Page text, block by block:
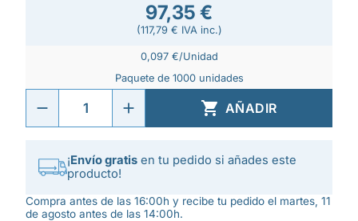
97,35 €
(117,79 € IVA inc.)
0,097 €/Unidad
Paquete de 1000 unidades
 AÑADIR
¡Envío gratis en tu pedido si añades este
producto!
Compra antes de las 16:00h y recibe tu pedido el martes, 11
de agosto antes de las 14:00h.